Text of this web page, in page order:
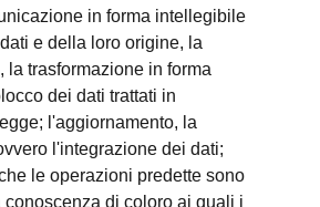
in forma intellegibile
e della loro origine, la
la trasformazione in forma
dei dati trattati in
l'aggiornamento, la
l'integrazione dei dati;
le operazioni predette sono
conoscenza di coloro ai quali i